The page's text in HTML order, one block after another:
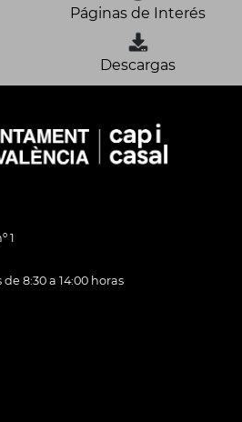
Páginas de Interés
Descargas
1
8:30 a 14:00 horas